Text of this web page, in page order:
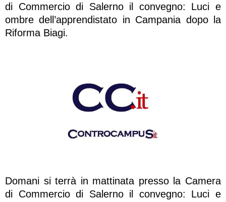
di Commercio di Salerno il convegno: Luci e
ombre dell’apprendistato in Campania dopo la
Riforma Biagi.
Domani si terrà in mattinata presso la Camera
di Commercio di Salerno il convegno: Luci e